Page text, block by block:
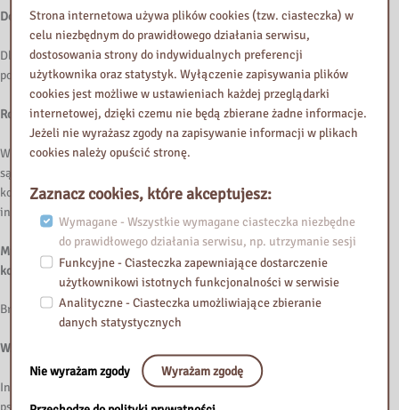
Dostępność korytarzy, schodów i wind
Dla osób poruszających się na wózkach dostępne są korytarze i pozostałe
pomieszczenia biblioteczne.
Rodzaje dostosowań wewnątrz budynku
W budynku znajduje się toaleta dla osób niepełnosprawnych. W budynku
są oznaczenia w alfabecie braila (tabliczki toalety), oznaczenia
kontrastowe (schody, drzwi). Na wyposażeniu Biblioteki jest pętla
indukcyjna, lupy kontrastowe.
Miejsca parkingowe wyznaczone dla osób niepełnosprawnych i sposób
korzystania z nich
Brak miejsc parkingowych dla osób niepełnosprawnych.
Wstęp z psem asystującym
Informujemy, że na teren budynku można wejść z psem asystującym oraz
Strona internetowa używa plików cookies (tzw. ciasteczka) w
celu niezbędnym do prawidłowego działania serwisu,
dostosowania strony do indywidualnych preferencji
użytkownika oraz statystyk. Wyłączenie zapisywania plików
cookies jest możliwe w ustawieniach każdej przeglądarki
internetowej, dzięki czemu nie będą zbierane żadne informacje.
Jeżeli nie wyrażasz zgody na zapisywanie informacji w plikach
cookies należy opuścić stronę.
Zaznacz cookies, które akceptujesz:
Wymagane - Wszystkie wymagane ciasteczka niezbędne
do prawidłowego działania serwisu, np. utrzymanie sesji
Funkcyjne - Ciasteczka zapewniające dostarczenie
użytkownikowi istotnych funkcjonalności w serwisie
Analityczne - Ciasteczka umożliwiające zbieranie
danych statystycznych
Nie wyrażam zgody Wyrażam zgodę